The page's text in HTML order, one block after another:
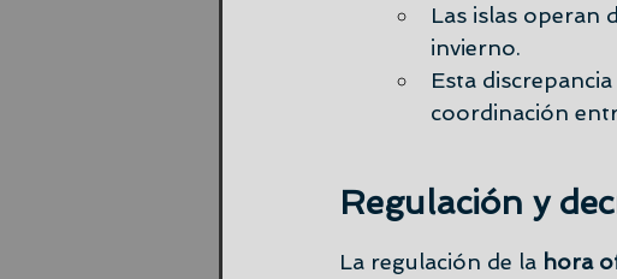
Las islas operan
invierno.
Esta
coordinación
Regulación y
La regulación de la hora